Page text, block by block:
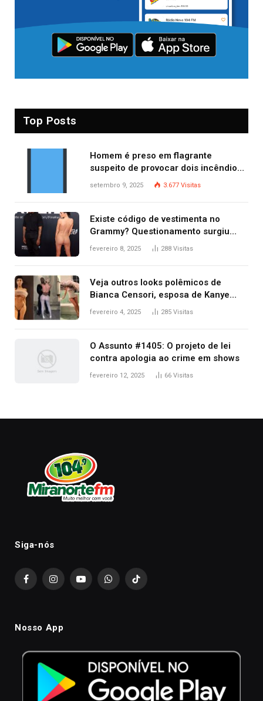
Top Posts
Homem é preso em flagrante
suspeito de provocar dois incêndios
criminosos no mesmo dia
setembro 9, 2025 3.677 Visitas
Existe código de vestimenta no
Grammy? Questionamento surgiu
após Bianca Censori, mulher de
fevereiro 8, 2025 288 Visitas
Veja outros looks polêmicos de
Bianca Censori, esposa de Kanye
West que apareceu nua no Grammy
fevereiro 4, 2025 285 Visitas
O Assunto #1405: O projeto de lei
contra apologia ao crime em shows
fevereiro 12, 2025 66 Visitas
Siga-nós
FacebookInstagramYouTubeWhatsAppTikTok
Nosso App